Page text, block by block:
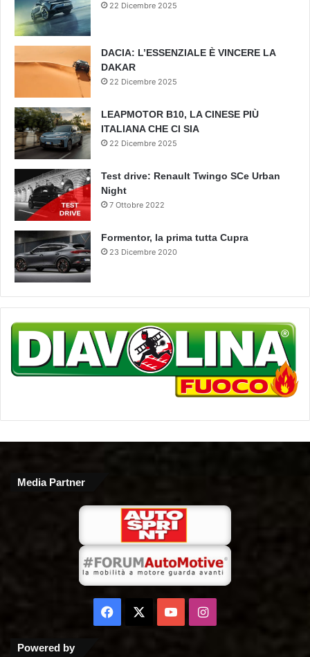
22 Dicembre 2025
DACIA: L’ESSENZIALE È VINCERE LA
DAKAR
22 Dicembre 2025
LEAPMOTOR B10, LA CINESE PIÙ
ITALIANA CHE CI SIA
22 Dicembre 2025
Test drive: Renault Twingo SCe Urban
Night
7 Ottobre 2022
Formentor, la prima tutta Cupra
23 Dicembre 2020
Media Partner
Facebook
You Instagram
Powered by